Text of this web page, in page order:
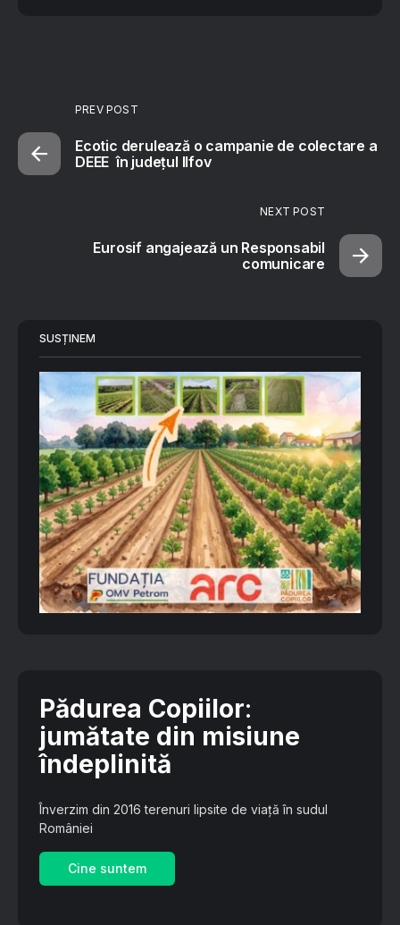
PREV POST
Ecotic derulează o campanie de colectare a
DEEE în județul Ilfov
NEXT POST
Eurosif angajează un Responsabil
comunicare
SUSȚINEM
Pădurea Copiilor:
jumătate din misiune
îndeplinită
Înverzim din 2016 terenuri lipsite de viață în sudul
României
Cine suntem